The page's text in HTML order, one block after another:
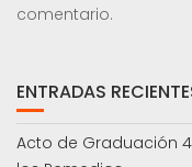
comentario.
ENTRADAS
Acto de Graduación